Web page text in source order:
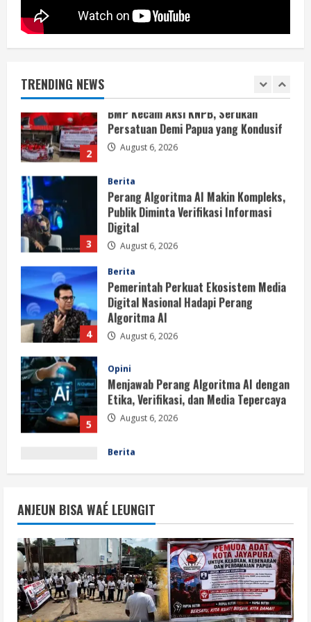
TRENDING NEWS
2
Berita
BMP Kecam Aksi KNPB, Serukan
3
Berita
Perang Algoritma AI Makin Kompleks,
Publik Diminta Verifikasi Informasi
August 6, 2026
4
Berita
Pemerintah Perkuat Ekosistem Media
Digital Nasional Hadapi Perang
Algoritma AI
August 6, 2026
5
Opini
Menjawab Perang Algoritma AI dengan
Etika, Verifikasi, dan Media Tepercaya
Berita
BMP Ajak Masyarakat Tolak Aksi
Anarkis Demi Menjaga Keamanan dan
August 6, 2026
2
BMP Kecam Aksi KNPB, Serukan
Persatuan Demi Papua yang Kondusif
Berita
Perang Algoritma AI Makin Kompleks,
Publik Diminta Verifikasi Informasi
Digital
ANJEUN BISA WAÉ LEUNGIT